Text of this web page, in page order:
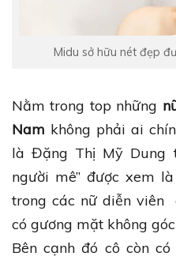
Midu sở hữu nét đẹp
Nằm trong top những
Nam không phải ai
là Đặng Thị Mỹ Dung
người mê” được xem
trong các nữ diễn
có gương mặt không
Bên cạnh đó cô còn